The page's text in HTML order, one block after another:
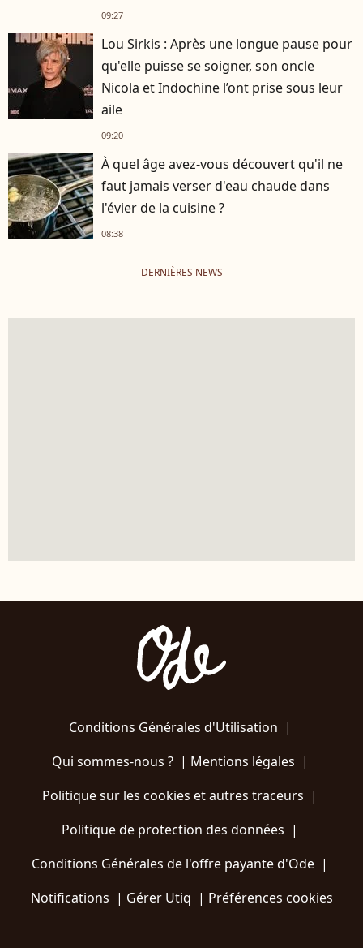
Cotillard
09:27
Lou Sirkis : Après une longue pause pour
qu'elle puisse se soigner, son oncle
Nicola et Indochine l’ont prise sous leur
aile
09:20
À quel âge avez-vous découvert qu'il ne
faut jamais verser d'eau chaude dans
l'évier de la cuisine ?
08:38
DERNIÈRES NEWS
Conditions Générales d'Utilisation |
Qui sommes-nous ?| Mentions légales |
Politique sur les cookies et autres traceurs |
Politique de protection des données |
Conditions Générales de l'offre payante d'Ode |
Notifications | Gérer Utiq | Préférences cookies